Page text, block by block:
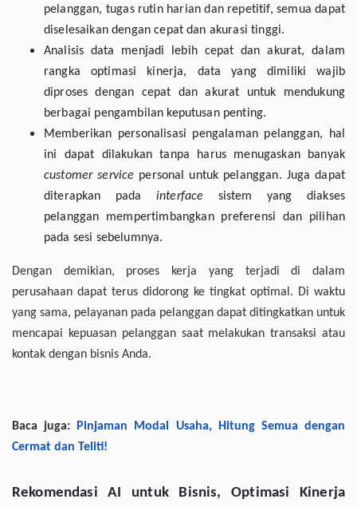
pelanggan, tugas rutin harian dan repetitif, semua dapat
diselesaikan dengan cepat dan akurasi tinggi.
Analisis data menjadi lebih cepat dan akurat, dalam
rangka optimasi kinerja, data yang dimiliki wajib
diproses dengan cepat dan akurat untuk mendukung
berbagai pengambilan keputusan penting.
Memberikan personalisasi pengalaman pelanggan, hal
ini dapat dilakukan tanpa harus menugaskan banyak
customer service personal untuk pelanggan. Juga dapat
diterapkan pada interface sistem yang diakses
pelanggan mempertimbangkan preferensi dan pilihan
pada sesi sebelumnya.
Dengan demikian, proses kerja yang terjadi di dalam
perusahaan dapat terus didorong ke tingkat optimal. Di waktu
yang sama, pelayanan pada pelanggan dapat ditingkatkan untuk
mencapai kepuasan pelanggan saat melakukan transaksi atau
kontak dengan bisnis Anda.
Baca juga:
Pinjaman Modal Usaha, Hitung Semua dengan
Cermat dan Teliti!
Rekomendasi AI untuk Bisnis, Optimasi Kinerja